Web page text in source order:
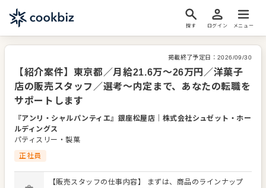
探す ログイン メニュー
掲載終了予定日： 2026/09/30
【紹介案件】東京都／月給21.6万～26万円／洋菓子
店の販売スタッフ／選考～内定まで、あなたの転職を
サポートします
『アンリ・シャルパンティエ』銀座松屋店
株式会社シュゼット・ホー
ルディングス
パティスリー・製菓
正社員
【販売スタッフの仕事内容】 まずは、商品のラインナップ